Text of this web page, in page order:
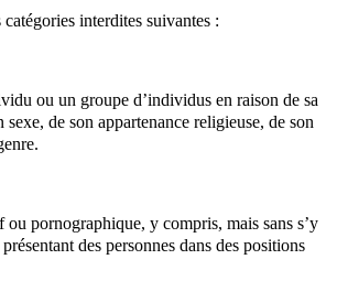
interdites suivantes :
ou un groupe d’individus en raison de sa
de son appartenance religieuse, de son
pornographique, y compris, mais sans s’y
des personnes dans des positions